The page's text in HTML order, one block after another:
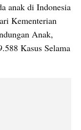
anak di Indonesia
Kementerian
Anak,
Kasus Selama